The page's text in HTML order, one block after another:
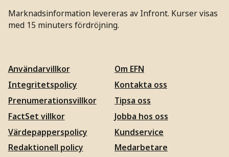
Marknadsinformation levereras av Infront. Kurser visas
med 15 minuters fördröjning.
Användarvillkor
Integritetspolicy
Prenumerationsvillkor
FactSet villkor
Värdepapperspolicy
Redaktionell policy
Om EFN
Kontakta oss
Tipsa oss
Jobba hos oss
Kundservice
Medarbetare